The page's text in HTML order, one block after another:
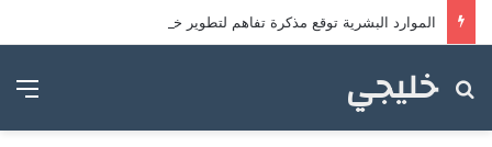
خليجي
بحث عن